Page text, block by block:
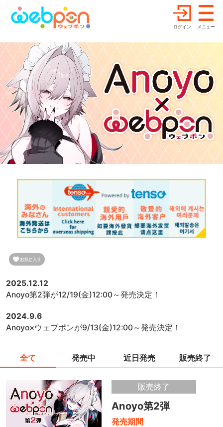
ログイン メニュー
2025.12.12
Anoyo第2弾が12/19(金)12:00～発売決定！
2024.9.6
Anoyo×ウェブポンが9/13(金)12:00～発売決定！
全て 発売中 近日発売 販売終了
販売終了
Anoyo第2弾
発売期間